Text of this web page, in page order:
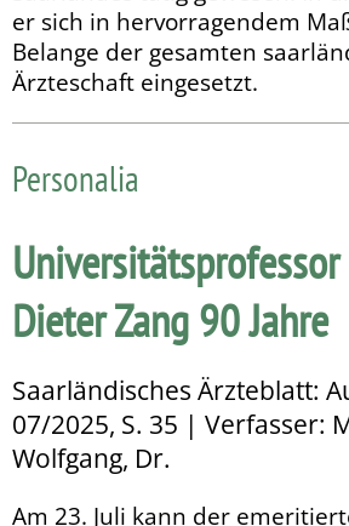
er sich in hervorragendem
Belange der gesamten
Ärzteschaft eingesetzt.
Personalia
Universitätsprofessor
Dieter Zang 90 Jahre
Saarländisches Ärzteblatt:
07/2025, S. 35 | Verfasser:
Wolfgang, Dr.
Am 23. Juli kann der